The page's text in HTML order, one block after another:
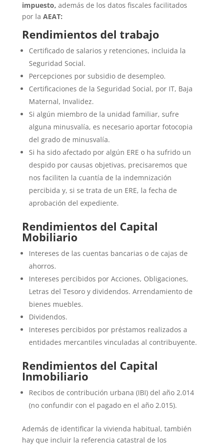
impuesto, además de los datos fiscales facilitados
por la AEAT:
Rendimientos del trabajo
Certificado de salarios y retenciones, incluida la
Seguridad Social.
Percepciones por subsidio de desempleo.
Certificaciones de la Seguridad Social, por IT, Baja
Maternal, Invalidez.
Si algún miembro de la unidad familiar, sufre
alguna minusvalía, es necesario aportar fotocopia
del grado de minusvalía.
Si ha sido afectado por algún ERE o ha sufrido un
despido por causas objetivas, precisaremos que
nos faciliten la cuantía de la indemnización
percibida y, si se trata de un ERE, la fecha de
aprobación del expediente.
Rendimientos del Capital
Mobiliario
Intereses de las cuentas bancarias o de cajas de
ahorros.
Intereses percibidos por Acciones, Obligaciones,
Letras del Tesoro y dividendos. Arrendamiento de
bienes muebles.
Dividendos.
Intereses percibidos por préstamos realizados a
entidades mercantiles vinculadas al contribuyente.
Rendimientos del Capital
Inmobiliario
Recibos de contribución urbana (IBI) del año 2.014
(no confundir con el pagado en el año 2.015).
Además de identificar la vivienda habitual, también
hay que incluir la referencia catastral de los